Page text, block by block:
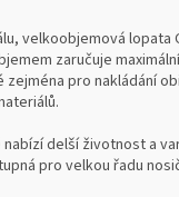
velkoobjemová lopata
zaručuje
pro nakládání
delší životnost a
pro velkou řadu